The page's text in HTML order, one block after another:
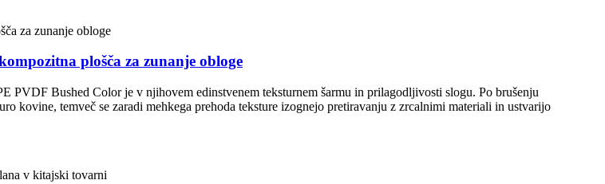
plošča za zunanje obloge
Bushed Color je v njihovem edinstvenem teksturnem šarmu in prilagodljivosti slogu. Po brušenju
kovine, temveč se zaradi mehkega prehoda teksture izognejo pretiravanju z zrcalnimi materiali in ustvarijo